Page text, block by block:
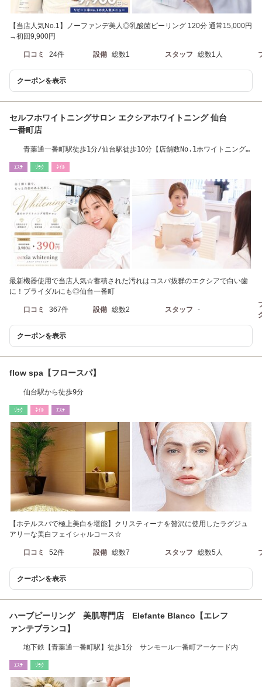
【当店人気No.1】ノーファンデ美人◎乳酸菌ピーリング 120分 通常15,000円
→初回9,900円
口コミ 24件 設備 総数1 スタッフ 総数1人
クーポンを表示
セルフホワイトニングサロン エクシアホワイトニング 仙台
一番町店
青葉通一番町駅徒歩1分/仙台駅徒歩10分【店舗数No.1ホワイトニング専
ｴｽﾃ ﾘﾗｸ ﾈｲﾙ
最新機器使用で当店人気☆蓄積された汚れはコスパ抜群のエクシアで白い歯
に！ブライダルにも◎仙台一番町
口コミ 367件 設備 総数2 スタッフ -
クーポンを表示
flow spa【フロースパ】
仙台駅から徒歩9分
ﾘﾗｸ ﾈｲﾙ ｴｽﾃ
【ホテルスパで極上美白を堪能】クリスティーナを贅沢に使用したラグジュ
アリーな美白フェイシャルコース☆
口コミ 52件 設備 総数7 スタッフ 総数5人
クーポンを表示
ハーブピーリング 美肌専門店 Elefante Blanco【エレフ
ァンテブランコ】
地下鉄【青葉通一番町駅】徒歩1分 サンモール一番町アーケード内
ｴｽﾃ ﾘﾗｸ